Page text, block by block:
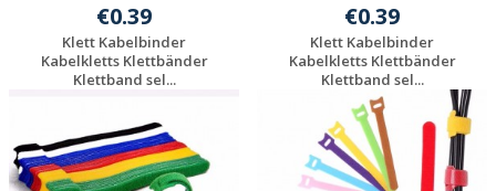
€0.39
Klett Kabelbinder
Kabelkletts Klettbänder
Klettband sel...
Werbeartikel
anfragen
€0.39
Klett Kabelbinder
Kabelkletts Klettbänder
Klettband sel...
Individuelle
Werbeartikel
anfragen